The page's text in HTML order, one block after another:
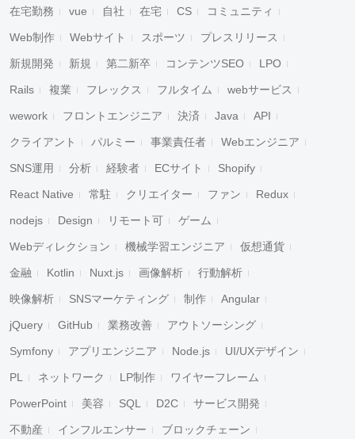
在宅勤務 vue 自社 在宅 CS コミュニティ
Web制作 Webサイト スポーツ プレスリリース
新規開発 新規 第二新卒 コンテンツSEO LPO
Rails 複業 フレックス フルタイム webサービス
wework フロントエンジニア 決済 Java API
クライアント パルミー 事業責任者 Webエンジニア
SNS運用 分析 経験者 ECサイト Shopify
React Native 常駐 クリエイター ファン Redux
nodejs Design リモート可 ゲーム
Webディレクション 機械学習エンジニア 仮想通貨
金融 Kotlin Nuxt.js 画像解析 行動解析
映像解析 SNSマーケティング 制作 Angular
jQuery GitHub 業務改善 アウトソーシング
Symfony アプリエンジニア Node.js UI/UXデザイン
PL ネットワーク LP制作 ワイヤーフレーム
PowerPoint 美容 SQL D2C サービス開発
不動産 インフルエンサー ブロックチェーン